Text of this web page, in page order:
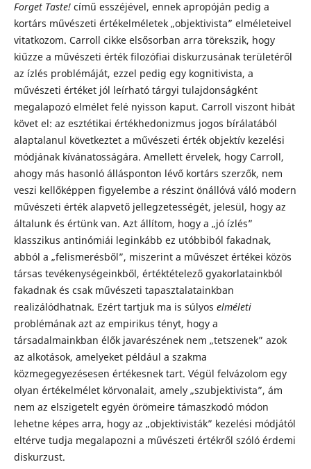
Forget Taste! című esszéjével, ennek apropóján pedig a
kortárs művészeti értékelméletek „objektivista” elméleteivel
vitatkozom. Carroll cikke elsősorban arra törekszik, hogy
kiűzze a művészeti érték filozófiai diskurzusának területéről
az ízlés problémáját, ezzel pedig egy kognitivista, a
művészeti értéket jól leírható tárgyi tulajdonságként
megalapozó elmélet felé nyisson kaput. Carroll viszont hibát
követ el: az esztétikai értékhedonizmus jogos bírálatából
alaptalanul következtet a művészeti érték objektív kezelési
módjának kívánatosságára. Amellett érvelek, hogy Carroll,
ahogy más hasonló állásponton lévő kortárs szerzők, nem
veszi kellőképpen figyelembe a részint önállóvá váló modern
művészeti érték alapvető jellegzetességét, jelesül, hogy az
általunk és értünk van. Azt állítom, hogy a „jó ízlés”
klasszikus antinómiái leginkább ez utóbbiból fakadnak,
abból a „felismerésből”, miszerint a művészet értékei közös
társas tevékenységeinkből, értéktételező gyakorlatainkból
fakadnak és csak művészeti tapasztalatainkban
realizálódhatnak. Ezért tartjuk ma is súlyos elméleti
problémának azt az empirikus tényt, hogy a
társadalmainkban élők javarészének nem „tetszenek” azok
az alkotások, amelyeket például a szakma
közmegegyezésesen értékesnek tart. Végül felvázolom egy
olyan értékelmélet körvonalait, amely „szubjektivista”, ám
nem az elszigetelt egyén örömeire támaszkodó módon
lehetne képes arra, hogy az „objektivisták” kezelési módjától
eltérve tudja megalapozni a művészeti értékről szóló érdemi
diskurzust.